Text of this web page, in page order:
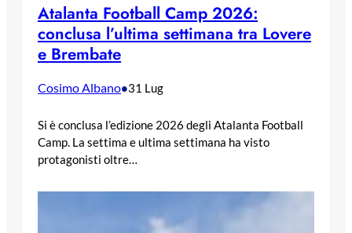
Atalanta Football Camp 2026:
conclusa l’ultima settimana tra Lovere
e Brembate
Cosimo Albano•31 Lug
Si è conclusa l’edizione 2026 degli Atalanta Football
Camp. La settima e ultima settimana ha visto
protagonisti oltre…